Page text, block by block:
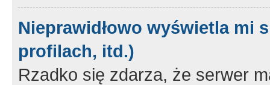
Nieprawidłowo wyświetla mi
profilach, itd.)
Rzadko się zdarza, że serwer